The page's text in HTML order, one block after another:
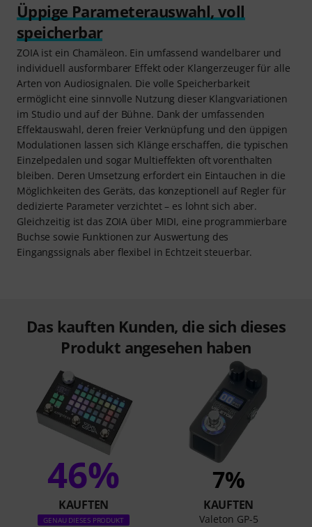
Üppige Parameterauswahl, voll
speicherbar
ZOIA ist ein Chamäleon. Ein umfassend wandelbarer und
individuell ausformbarer Effekt oder Klangerzeuger für alle
Arten von Audiosignalen. Die volle Speicherbarkeit
ermöglicht eine sinnvolle Nutzung dieser Klangvariationen
im Studio und auf der Bühne. Dank der umfassenden
Effektauswahl, deren freier Verknüpfung und den üppigen
Modulationen lassen sich Klänge erschaffen, die typischen
Einzelpedalen und sogar Multieffekten oft vorenthalten
bleiben. Deren Umsetzung erfordert ein Eintauchen in die
Möglichkeiten des Geräts, das konzeptionell auf Regler für
dedizierte Parameter verzichtet – es lohnt sich aber.
Gleichzeitig ist das ZOIA über MIDI, eine programmierbare
Buchse sowie Funktionen zur Auswertung des
Eingangssignals aber flexibel in Echtzeit steuerbar.
Das kauften Kunden, die sich dieses
Produkt angesehen haben
46%
KAUFTEN
GENAU DIESES PRODUKT
7%
KAUFTEN
Valeton GP-5